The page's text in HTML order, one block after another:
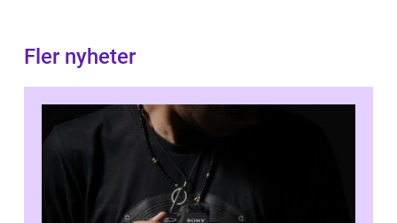
Fler nyheter